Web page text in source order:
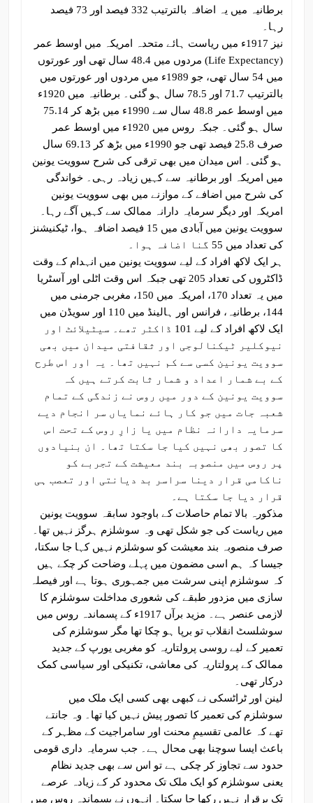
برطانیہ میں یہ اضافہ بالترتیب 332 فیصد اور 73 فیصد
رہا۔
نیز 1917ء میں ریاست ہائے متحدہ امریکہ میں اوسط عمر
(Life Expectancy) مردوں میں 48.4 سال تھی اور عورتوں
میں 54 سال تھی، جو 1989ء میں مردوں اور عورتوں میں
بالترتیب 71.7 اور 78.5 سال ہو گئی۔ برطانیہ میں 1920ء
میں اوسط عمر 48.8 سال سے 1990ء میں بڑھ کر 75.14
سال ہو گئی۔ جبکہ روس میں 1920ء میں اوسط عمر
صرف 25.8 فیصد تھی جو 1990ء میں بڑھ کر 69.13 سال
ہو گئی۔ اس میدان میں بھی ترقی کی شرح سوویت یونین
میں امریکہ اور برطانیہ سے کہیں زیادہ رہی۔ خواندگی
کی شرح میں اضافے کے موازنے میں بھی سوویت یونین
امریکہ اور دیگر سرمایہ دارانہ ممالک سے کہیں آگے رہا۔
سوویت یونین میں آبادی میں 15 فیصد اضافہ ہوا، ٹیکنیشنز
کی تعداد میں 55 گنا اضافہ ہوا۔
ہر ایک لاکھ افراد کے لیے سوویت یونین میں انہدام کے وقت
ڈاکٹروں کی تعداد 205 تھی جبکہ اس وقت اٹلی اور آسٹریا
میں یہ تعداد 170، امریکہ میں 150، مغربی جرمنی میں
144، برطانیہ، فرانس اور ہالینڈ میں 110 اور سویڈن میں
ایک لاکھ افراد کے لیے 101 ڈاکٹر تھے۔ سیٹیلائٹ اور
نیوکلیر ٹیکنالوجی اور ثقافتی میدان میں بھی
سوویت یونین کسی سے کم نہیں تھا۔ یہ اور اس طرح
کے بے شمار اعداد و شمار ثابت کرتے ہیں کہ
سوویت یونین کے دور میں روس نے زندگی کے تمام
شعبہ جات میں جو کار ہائے نمایاں سر انجام دیے
سرمایہ دارانہ نظام میں یا زارِ روس کے تحت اس
کا تصور بھی نہیں کیا جا سکتا تھا۔ ان بنیادوں
پر روس میں منصوبہ بند معیشت کے تجربے کو
ناکامی قرار دینا سراسر بد دیانتی اور تعصب ہی
قرار دیا جا سکتا ہے۔
مذکورہ بالا تمام حاصلات کے باوجود سابقہ سوویت یونین
میں ریاست کی جو شکل تھی وہ سوشلزم ہرگز نہیں تھا۔
صرف منصوبہ بند معیشت کو سوشلزم نہیں کہا جا سکتا،
جیسا کہ ہم اسی مضمون میں پہلے وضاحت کر چکے ہیں
کہ سوشلزم اپنی سرشت میں جمہوری ہوتا ہے اور فیصلہ
سازی میں مزدور طبقے کی شعوری مداخلت سوشلزم کا
لازمی عنصر ہے۔ مزید برآں 1917ء کے پسماندہ روس میں
سوشلسٹ انقلاب تو برپا ہو چکا تھا مگر سوشلزم کی
تعمیر کے لیے روسی پرولتاریہ کو مغربی یورپ کے جدید
ممالک کے پرولتاریہ کی معاشی، تکنیکی اور سیاسی کمک
درکار تھی۔
لینن اور ٹراٹسکی نے کبھی بھی کسی ایک ملک میں
سوشلزم کی تعمیر کا تصور پیش نہیں کیا تھا۔ وہ جانتے
تھے کہ عالمی تقسیمِ محنت اور سامراجیت کے مظہر کے
باعث ایسا سوچنا بھی محال ہے۔ جب سرمایہ داری قومی
حدود سے تجاوز کر چکی ہے تو اس سے بھی جدید نظام
یعنی سوشلزم کو ایک ملک تک محدود کر کے زیادہ عرصے
تک برقرار نہیں رکھا جا سکتا۔ انہوں نے پسماندہ روس میں